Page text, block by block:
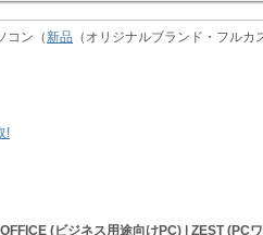
コン（ 新品 （オリジナルブランド・フルカ
(ビジネス用途向けPC) | ZEST (PC